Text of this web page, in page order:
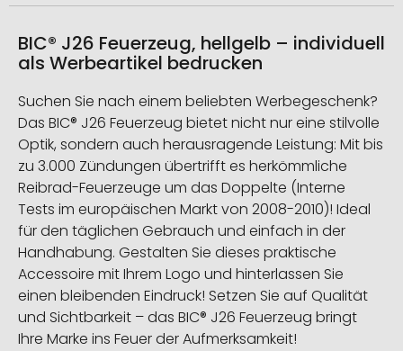
BIC® J26 Feuerzeug, hellgelb – individuell
als Werbeartikel bedrucken
Suchen Sie nach einem beliebten Werbegeschenk?
Das BIC® J26 Feuerzeug bietet nicht nur eine stilvolle
Optik, sondern auch herausragende Leistung: Mit bis
zu 3.000 Zündungen übertrifft es herkömmliche
Reibrad-Feuerzeuge um das Doppelte (Interne
Tests im europäischen Markt von 2008-2010)! Ideal
für den täglichen Gebrauch und einfach in der
Handhabung. Gestalten Sie dieses praktische
Accessoire mit Ihrem Logo und hinterlassen Sie
einen bleibenden Eindruck! Setzen Sie auf Qualität
und Sichtbarkeit – das BIC® J26 Feuerzeug bringt
Ihre Marke ins Feuer der Aufmerksamkeit!